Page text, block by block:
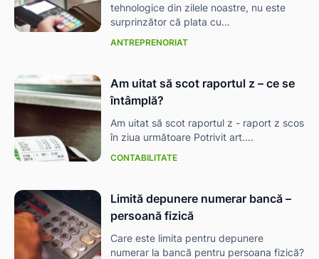
tehnologice din zilele noastre, nu este
surprinzător că plata cu...
ANTREPRENORIAT
Am uitat să scot raportul z – ce se
întâmplă?
Am uitat să scot raportul z - raport z scos
în ziua următoare Potrivit art....
CONTABILITATE
Limită depunere numerar bancă –
persoană fizică
Care este limita pentru depunere
numerar la bancă pentru persoana fizică?